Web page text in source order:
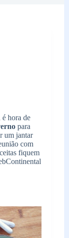
é hora de
para
um jantar
com
fiquem